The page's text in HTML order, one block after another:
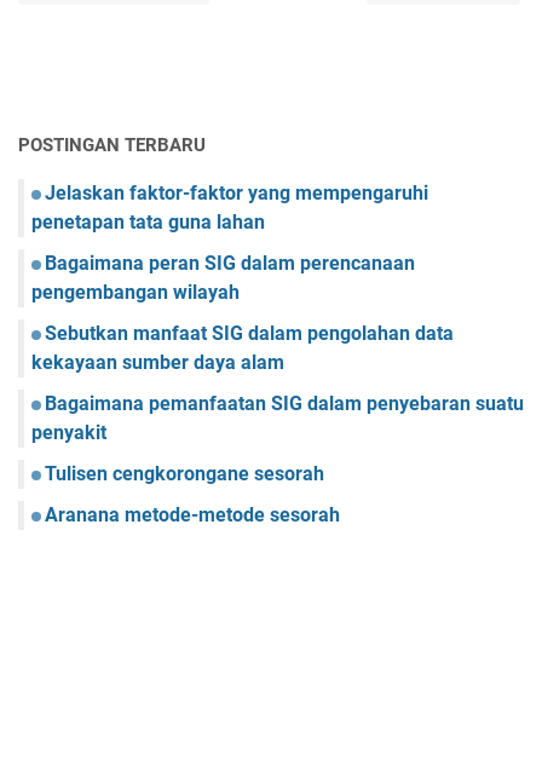
POSTINGAN TERBARU
Jelaskan faktor-faktor yang mempengaruhi
penetapan tata guna lahan
Bagaimana peran SIG dalam perencanaan
pengembangan wilayah
Sebutkan manfaat SIG dalam pengolahan data
kekayaan sumber daya alam
Bagaimana pemanfaatan SIG dalam penyebaran suatu
penyakit
Tulisen cengkorongane sesorah
Aranana metode-metode sesorah